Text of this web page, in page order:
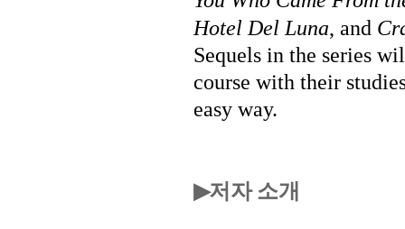
Hotel Del Luna, and
Sequels in the series
course with their
easy way.
▶저자 소개